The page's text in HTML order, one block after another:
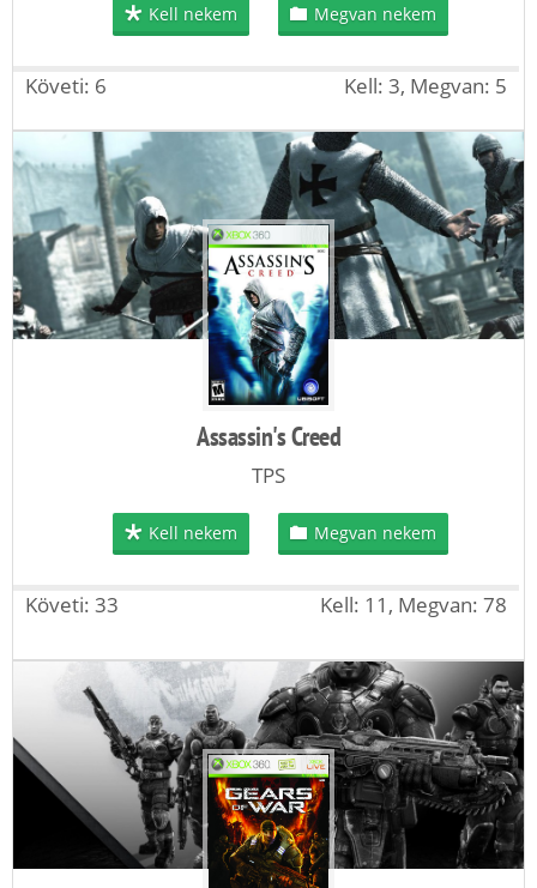
Kell nekem Megvan nekem
Követi: 6 Kell: 3, Megvan: 5
Assassin's Creed
TPS
Kell nekem Megvan nekem
Követi: 33 Kell: 11, Megvan: 78